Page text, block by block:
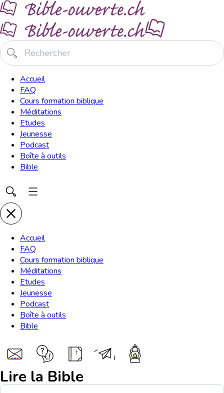
Accueil
FAQ
Cours formation biblique
Méditations
Etudes
Jeunesse
Podcast
Boîte à outils
Bible
Accueil
FAQ
Cours formation biblique
Méditations
Etudes
Jeunesse
Podcast
Boîte à outils
Bible
Lire la Bible